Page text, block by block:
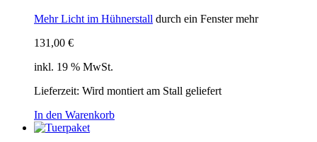
Mehr Licht im Hühnerstall durch ein Fenster mehr
131,00 €
inkl. 19 % MwSt.
Lieferzeit: Wird montiert am Stall geliefert
In den Warenkorb